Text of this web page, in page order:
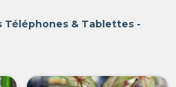
& Tablettes -